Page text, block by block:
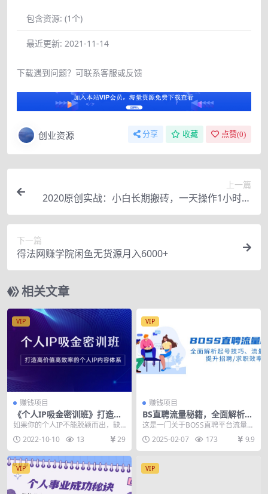
包含资源: (1个)
最近更新: 2021-11-14
下载遇到问题？可联系客服或反馈
创业资源 分享 收藏 点赞(0)
上一篇
2020原创实战：小白长期搬砖，一天操作1小时，
完全手机维护，日入150+
下一篇
得法网赚学院闲鱼无货源月入6000+
相关文章
VIP
赚钱项目
《个人IP吸金密训班》打造高
价值高效率的个人IP内容体系
（价值12800元）
如果你的个人IP不能脱颖而出，缺
乏辨识度如果你的店铺总显得杂乱
无章，没有品牌感如...
2022-10-10 13 29
VIP
赚钱项目
BS直聘流量秘籍，全面解析起
号技巧、流量玩法，提升招聘/
求职效率
这是一门关于BOSS直聘平台流量获
取与账号管理的专业课程，涵盖了
从流量技巧、账号...
2025-02-07 173 9.9
VIP VIP